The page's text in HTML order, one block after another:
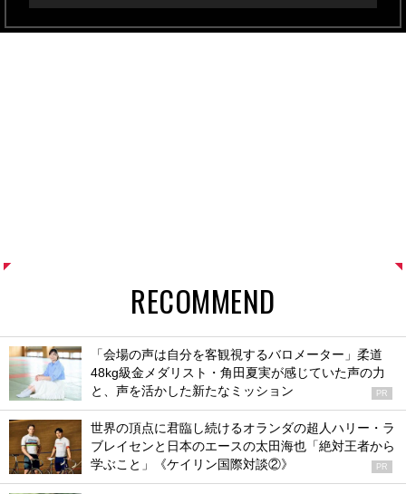
RECOMMEND
「会場の声は自分を客観視するバロメーター」柔道
48kg級金メダリスト・角田夏実が感じていた声の力
と、声を活かした新たなミッション
PR
世界の頂点に君臨し続けるオランダの超人ハリー・ラ
ブレイセンと日本のエースの太田海也「絶対王者から
学ぶこと」《ケイリン国際対談②》
PR